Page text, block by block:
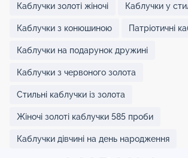
Каблучки золоті жіночі Каблучки у
Каблучки з конюшиною Патріотичні
Каблучки на подарунок дружині
Каблучки з червоного золота
Стильні каблучки із золота
Жіночі золоті каблучки 585 проби
Каблучки дівчині на день народження